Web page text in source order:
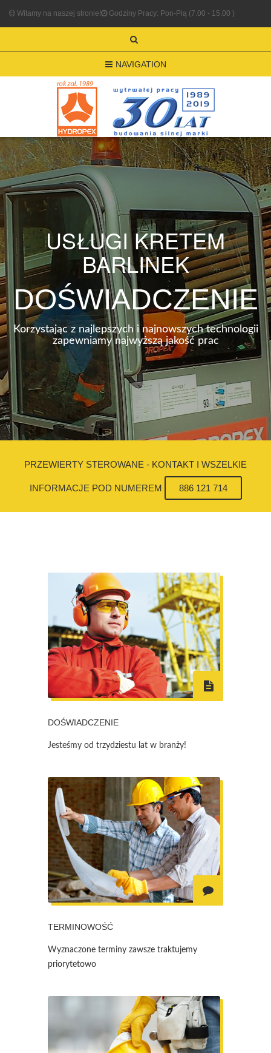
Witamy na naszej stronie! Godziny Pracy: Pon-Pią (7.00 - 15.00 )
NAVIGATION
USŁUGI KRETEM
BARLINEK
DOŚWIADCZENIE
Korzystając z najlepszych i najnowszych technologii
zapewniamy najwyższą jakość prac
PRZEWIERTY STEROWANE - KONTAKT I WSZELKIE
INFORMACJE POD NUMEREM 886 121 714
DOŚWIADCZENIE
Jesteśmy od trzydziestu lat w branży!
TERMINOWOŚĆ
Wyznaczone terminy zawsze traktujemy
priorytetowo